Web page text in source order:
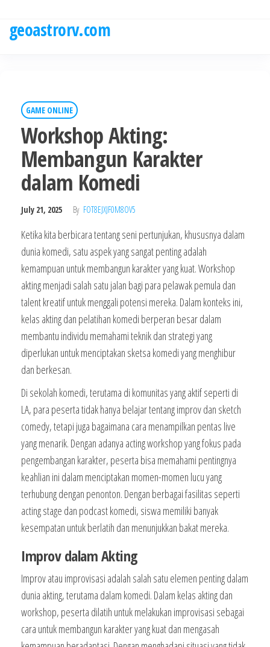
the
geoastrorv.com
GAME ONLINE
Workshop Akting:
Membangun Karakter
dalam Komedi
July 21, 2025 By FOT8EJXJF0M8OV5
Ketika kita berbicara tentang seni pertunjukan, khususnya dalam
dunia komedi, satu aspek yang sangat penting adalah
kemampuan untuk membangun karakter yang kuat. Workshop
akting menjadi salah satu jalan bagi para pelawak pemula dan
talent kreatif untuk menggali potensi mereka. Dalam konteks ini,
kelas akting dan pelatihan komedi berperan besar dalam
membantu individu memahami teknik dan strategi yang
diperlukan untuk menciptakan sketsa komedi yang menghibur
dan berkesan.
Di sekolah komedi, terutama di komunitas yang aktif seperti di
LA, para peserta tidak hanya belajar tentang improv dan sketch
comedy, tetapi juga bagaimana cara menampilkan pentas live
yang menarik. Dengan adanya acting workshop yang fokus pada
pengembangan karakter, peserta bisa memahami pentingnya
keahlian ini dalam menciptakan momen-momen lucu yang
terhubung dengan penonton. Dengan berbagai fasilitas seperti
acting stage dan podcast komedi, siswa memiliki banyak
kesempatan untuk berlatih dan menunjukkan bakat mereka.
Improv dalam Akting
Improv atau improvisasi adalah salah satu elemen penting dalam
dunia akting, terutama dalam komedi. Dalam kelas akting dan
workshop, peserta dilatih untuk melakukan improvisasi sebagai
cara untuk membangun karakter yang kuat dan mengasah